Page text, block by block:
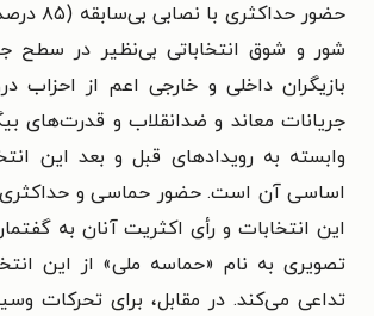
حضور
شور و شوق انتخاباتی بی‌نظیر در سطح
بازیگران داخلی و خارجی اعم از احزاب
جریانات معاند و ضدانقلاب و قدرت‌های
وابسته به رویدادهای قبل و بعد این
اساسی آن است. حضور حماسی و حداکثری
این انتخابات و رأی اکثریت آنان به
تصویری به نام «حماسه ملی» از این
تداعی می‌کند. در مقابل، برای تحرکات